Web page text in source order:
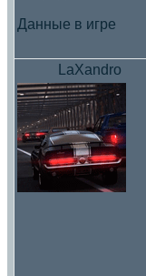
Данные в игре
LaXandro